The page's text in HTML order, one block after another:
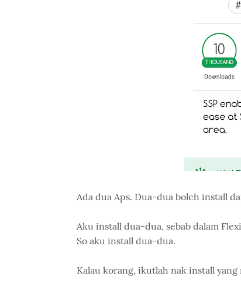
Ada dua Aps. Dua-dua boleh install
Aku install dua-dua, sebab dalam
So aku install dua-dua.
Kalau korang, ikutlah nak install